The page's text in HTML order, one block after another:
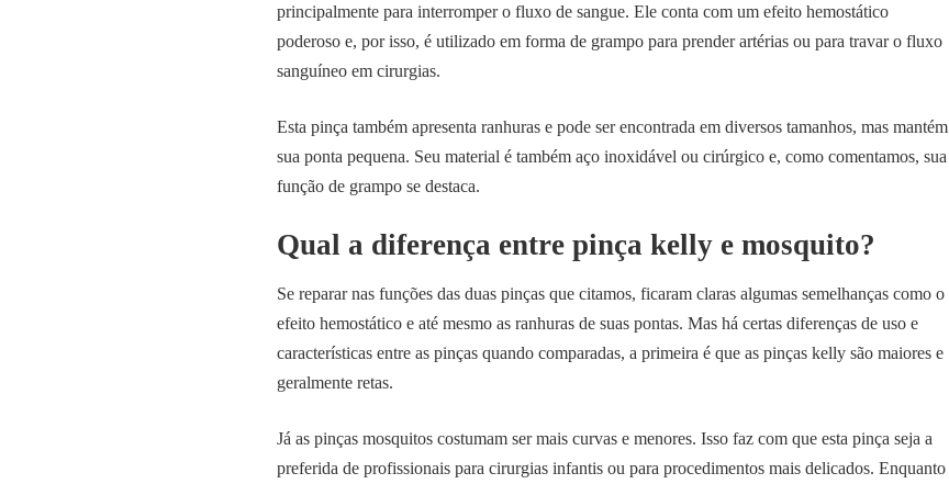
principalmente para interromper o fluxo de sangue. Ele conta com um efeito hemostático
poderoso e, por isso, é utilizado em forma de grampo para prender artérias ou para travar o fluxo
sanguíneo em cirurgias.
Esta pinça também apresenta ranhuras e pode ser encontrada em diversos tamanhos, mas mantém
sua ponta pequena. Seu material é também aço inoxidável ou cirúrgico e, como comentamos, sua
função de grampo se destaca.
Qual a diferença entre pinça kelly e mosquito?
Se reparar nas funções das duas pinças que citamos, ficaram claras algumas semelhanças como o
efeito hemostático e até mesmo as ranhuras de suas pontas. Mas há certas diferenças de uso e
características entre as pinças quando comparadas, a primeira é que as pinças kelly são maiores e
geralmente retas.
Já as pinças mosquitos costumam ser mais curvas e menores. Isso faz com que esta pinça seja a
preferida de profissionais para cirurgias infantis ou para procedimentos mais delicados. Enquanto